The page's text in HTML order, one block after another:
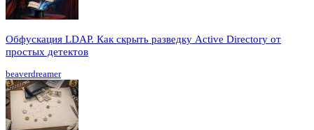
Обфускация LDAP. Как скрыть разведку Active Directory от
простых детектов
beaverdreamer